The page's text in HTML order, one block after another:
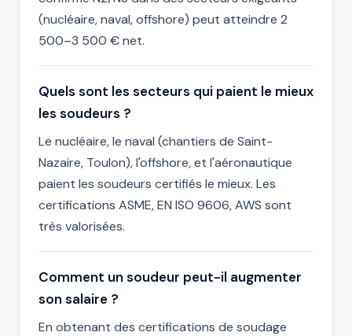
(nucléaire, naval, offshore) peut atteindre 2
500–3 500 € net.
Quels sont les secteurs qui paient le mieux
les soudeurs ?
Le nucléaire, le naval (chantiers de Saint-
Nazaire, Toulon), l'offshore, et l'aéronautique
paient les soudeurs certifiés le mieux. Les
certifications ASME, EN ISO 9606, AWS sont
très valorisées.
Comment un soudeur peut-il augmenter
son salaire ?
En obtenant des certifications de soudage